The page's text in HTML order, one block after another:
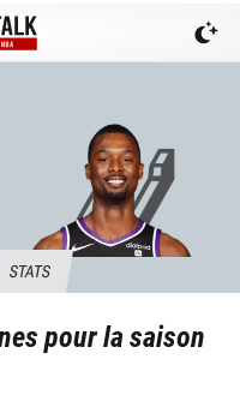
STATS
pour la saison